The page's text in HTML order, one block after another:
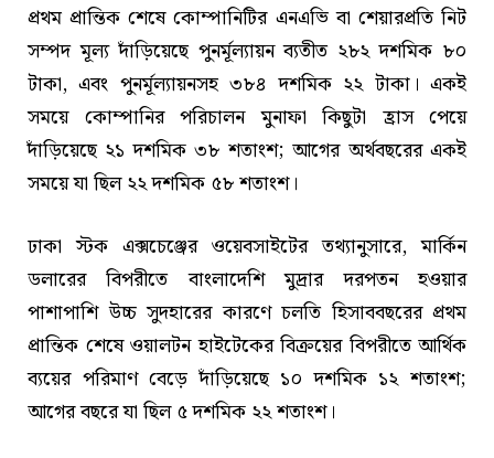
প্রথম প্রান্তিক শেষে কোম্পানিটির এনএভি বা শেয়ারপ্রতি নিট
সম্পদ মূল্য দাঁড়িয়েছে পুনর্মূল্যায়ন ব্যতীত ২৮২ দশমিক ৮০
টাকা, এবং পুনর্মূল্যায়নসহ ৩৮৪ দশমিক ২২ টাকা। একই
সময়ে কোম্পানির পরিচালন মুনাফা কিছুটা হ্রাস পেয়ে
দাঁড়িয়েছে ২১ দশমিক ৩৮ শতাংশ; আগের অর্থবছরের একই
সময়ে যা ছিল ২২ দশমিক ৫৮ শতাংশ।
ঢাকা স্টক এক্সচেঞ্জের ওয়েবসাইটের তথ্যানুসারে, মার্কিন
ডলারের বিপরীতে বাংলাদেশি মুদ্রার দরপতন হওয়ার
পাশাপাশি উচ্চ সুদহারের কারণে চলতি হিসাববছরের প্রথম
প্রান্তিক শেষে ওয়ালটন হাইটেকের বিক্রয়ের বিপরীতে আর্থিক
ব্যয়ের পরিমাণ বেড়ে দাঁড়িয়েছে ১০ দশমিক ১২ শতাংশ;
আগের বছরে যা ছিল ৫ দশমিক ২২ শতাংশ।